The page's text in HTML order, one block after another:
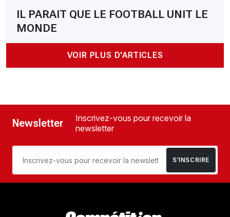
IL PARAIT QUE LE FOOTBALL UNIT LE
MONDE
VOIR PLUS D'ARTICLES
Newsletter
Inscrivez-vous pour recevoir la
newsletter
S’INSCRIRE